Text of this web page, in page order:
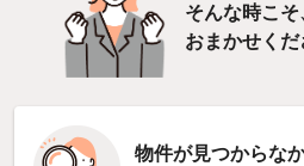
そんな時こ
おまかせくだ
物件が見つからな